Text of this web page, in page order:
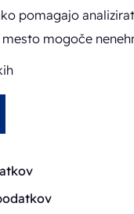
pomagajo
mogoče
možnosti